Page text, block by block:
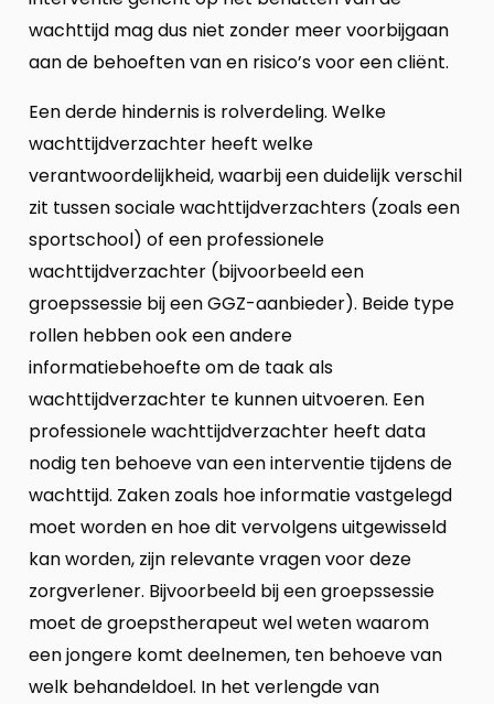
wachttijd mag dus niet zonder meer voorbijgaan
aan de behoeften van en risico’s voor een cliënt.
Een derde hindernis is rolverdeling. Welke
wachttijdverzachter heeft welke
verantwoordelijkheid, waarbij een duidelijk verschil
zit tussen sociale wachttijdverzachters (zoals een
sportschool) of een professionele
wachttijdverzachter (bijvoorbeeld een
groepssessie bij een GGZ-aanbieder). Beide type
rollen hebben ook een andere
informatiebehoefte om de taak als
wachttijdverzachter te kunnen uitvoeren. Een
professionele wachttijdverzachter heeft data
nodig ten behoeve van een interventie tijdens de
wachttijd. Zaken zoals hoe informatie vastgelegd
moet worden en hoe dit vervolgens uitgewisseld
kan worden, zijn relevante vragen voor deze
zorgverlener. Bijvoorbeeld bij een groepssessie
moet de groepstherapeut wel weten waarom
een jongere komt deelnemen, ten behoeve van
welk behandeldoel. In het verlengde van